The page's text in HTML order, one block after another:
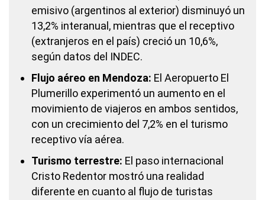
emisivo (argentinos al exterior) disminuyó un
13,2% interanual, mientras que el receptivo
(extranjeros en el país) creció un 10,6%,
según datos del INDEC.
Flujo aéreo en Mendoza: El Aeropuerto El
Plumerillo experimentó un aumento en el
movimiento de viajeros en ambos sentidos,
con un crecimiento del 7,2% en el turismo
receptivo vía aérea.
Turismo terrestre: El paso internacional
Cristo Redentor mostró una realidad
diferente en cuanto al flujo de turistas